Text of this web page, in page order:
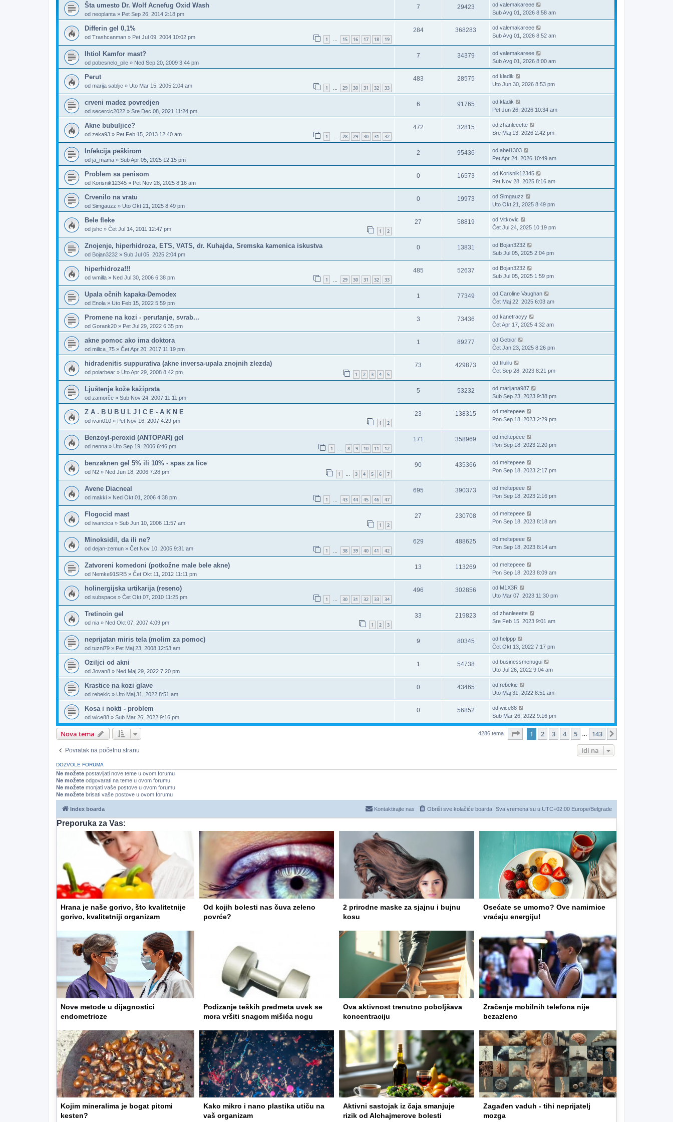
Šta umesto Dr. Wolf Acnefug Oxid Wash
od neoplanta » Pet Sep 26, 2014 2:18 pm
7 29423 od valemakareee
Sub Avg 01, 2026 8:58 am
Differin gel 0,1%
od Trashcanman » Pet Jul 09, 2004 10:02 pm 1 … 15 16 17 18 19
284 368283 od valemakareee
Sub Avg 01, 2026 8:52 am
Ihtiol Kamfor mast?
od pobesnelo_pile » Ned Sep 20, 2009 3:44 pm
7 34379 od valemakareee
Sub Avg 01, 2026 8:00 am
Perut
od marija sabljic » Uto Mar 15, 2005 2:04 am 1 … 29 30 31 32 33
483 28575 od kladik
Uto Jun 30, 2026 8:53 pm
crveni madez povredjen
od secercic2022 » Sre Dec 08, 2021 11:24 pm
6 91765 od kladik
Pet Jun 26, 2026 10:34 am
Akne bubuljice?
od zeka93 » Pet Feb 15, 2013 12:40 am 1 … 28 29 30 31 32
472 32815 od zhanleeette
Sre Maj 13, 2026 2:42 pm
Infekcija peškirom
od ja_mama » Sub Apr 05, 2025 12:15 pm
2 95436 od abel1303
Pet Apr 24, 2026 10:49 am
Problem sa penisom
od Korisnik12345 » Pet Nov 28, 2025 8:16 am
0 16573 od Korisnik12345
Pet Nov 28, 2025 8:16 am
Crvenilo na vratu
od Simgauzz » Uto Okt 21, 2025 8:49 pm
0 19973 od Simgauzz
Uto Okt 21, 2025 8:49 pm
Bele fleke
od jshc » Čet Jul 14, 2011 12:47 pm 1 2
27 58819 od Vitkovic
Čet Jul 24, 2025 10:19 pm
Znojenje, hiperhidroza, ETS, VATS, dr. Kuhajda, Sremska kamenica iskustva
od Bojan3232 » Sub Jul 05, 2025 2:04 pm
0 13831 od Bojan3232
Sub Jul 05, 2025 2:04 pm
hiperhidroza!!!
od wmilla » Ned Jul 30, 2006 6:38 pm 1 … 29 30 31 32 33
485 52637 od Bojan3232
Sub Jul 05, 2025 1:59 pm
Upala očnih kapaka-Demodex
od Enola » Uto Feb 15, 2022 5:59 pm
1 77349 od Caroline Vaughan
Čet Maj 22, 2025 6:03 am
Promene na kozi - perutanje, svrab...
od Gorank20 » Pet Jul 29, 2022 6:35 pm
3 73436 od kanetracyy
Čet Apr 17, 2025 4:32 am
akne pomoc ako ima doktora
od milica_75 » Čet Apr 20, 2017 11:19 pm
1 89277 od Gebior
Čet Jan 23, 2025 8:26 pm
hidradenitis suppurativa (akne inversa-upala znojnih zlezda)
od polarbear » Uto Apr 29, 2008 8:42 pm 1 2 3 4 5
73 429873 od tilulilu
Čet Sep 28, 2023 8:21 pm
Ljuštenje kože kažiprsta
od zamorče » Sub Nov 24, 2007 11:11 pm
5 53232 od marijana987
Sub Sep 23, 2023 9:38 pm
Z A . B U B U L J I C E - A K N E
od ivan010 » Pet Nov 16, 2007 4:29 pm 1 2
23 138315 od meltepeee
Pon Sep 18, 2023 2:29 pm
Benzoyl-peroxid (ANTOPAR) gel
od nenna » Uto Sep 19, 2006 6:46 pm 1 … 8 9 10 11 12
171 358969 od meltepeee
Pon Sep 18, 2023 2:20 pm
benzaknen gel 5% ili 10% - spas za lice
od N2 » Ned Jun 18, 2006 7:28 pm 1 … 3 4 5 6 7
90 435366 od meltepeee
Pon Sep 18, 2023 2:17 pm
Avene Diacneal
od makki » Ned Okt 01, 2006 4:38 pm 1 … 43 44 45 46 47
695 390373 od meltepeee
Pon Sep 18, 2023 2:16 pm
Flogocid mast
od iwancica » Sub Jun 10, 2006 11:57 am 1 2
27 230708 od meltepeee
Pon Sep 18, 2023 8:18 am
Minoksidil, da ili ne?
od dejan-zemun » Čet Nov 10, 2005 9:31 am 1 … 38 39 40 41 42
629 488625 od meltepeee
Pon Sep 18, 2023 8:14 am
Zatvoreni komedoni (potkožne male bele akne)
od Nemke91SRB » Čet Okt 11, 2012 11:11 pm
13 113269 od meltepeee
Pon Sep 18, 2023 8:09 am
holinergijska urtikarija (reseno)
od subspace » Čet Okt 07, 2010 11:25 pm 1 … 30 31 32 33 34
496 302856 od M1X3R
Uto Mar 07, 2023 11:30 pm
Tretinoin gel
od nia » Ned Okt 07, 2007 4:09 pm 1 2 3
33 219823 od zhanleeette
Sre Feb 15, 2023 9:01 am
neprijatan miris tela (molim za pomoc)
od tuzni79 » Pet Maj 23, 2008 12:53 am
9 80345 od helppp
Čet Okt 13, 2022 7:17 pm
Oziljci od akni
od Jovan8 » Ned Maj 29, 2022 7:20 pm
1 54738 od businessmenugui
Uto Jul 26, 2022 9:04 am
Krastice na kozi glave
od rebekic » Uto Maj 31, 2022 8:51 am
0 43465 od rebekic
Uto Maj 31, 2022 8:51 am
Kosa i nokti - problem
od wice88 » Sub Mar 26, 2022 9:16 pm
0 56852 od wice88
Sub Mar 26, 2022 9:16 pm
Nova tema 4286 tema Stranica od 143
1 2 3 4 5 143
Povratak na početnu stranu Idi na
DOZVOLE FORUMA
Ne možete postavljati nove teme u ovom forumu
Ne možete odgovarati na teme u ovom forumu
Ne možete monjati vaše postove u ovom forumu
Ne možete brisati vaše postove u ovom forumu
Index boarda Sva vremena su u UTC+02:00 Europe/Belgrade
Obriši sve kolačiće boarda
Kontaktirajte nas
Preporuka za Vas:
Hrana je naše gorivo, što kvalitetnije
gorivo, kvalitetniji organizam
Od kojih bolesti nas čuva zeleno
povrće?
2 prirodne maske za sjajnu i bujnu
kosu
Osećate se umorno? Ove namirnice
vraćaju energiju!
Nove metode u dijagnostici
endometrioze
Podizanje teških predmeta uvek se
mora vršiti snagom mišića nogu
Ova aktivnost trenutno poboljšava
koncentraciju
Zračenje mobilnih telefona nije
bezazleno
Kojim mineralima je bogat pitomi
kesten?
Kako mikro i nano plastika utiču na
vaš organizam
Aktivni sastojak iz čaja smanjuje
rizik od Alchajmerove bolesti
Zagađen vaduh - tihi neprijatelj
mozga